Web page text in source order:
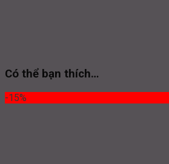
Có thể bạn thích…
-15%